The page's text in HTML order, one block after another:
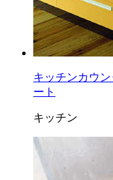
キッチンカウ
ート
キッチン